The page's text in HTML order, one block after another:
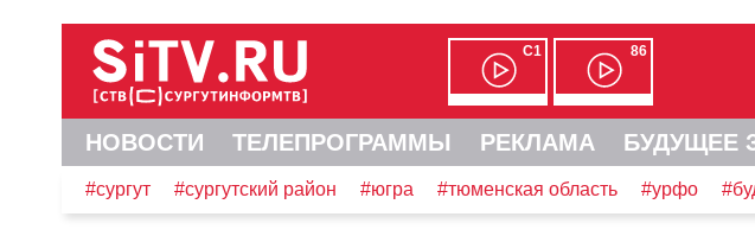
С1 86
НОВОСТИ ТЕЛЕПРОГРАММЫ РЕКЛАМА БУДУЩЕЕ
#сургут #сургутский район #югра #тюменская область #урфо